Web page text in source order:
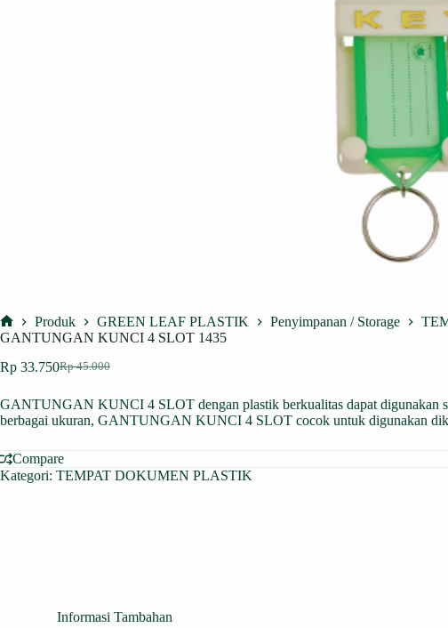
Home
Produk GREEN LEAF PLASTIK Penyimpanan / Storage
GANTUNGAN KUNCI 4 SLOT 1435
Rp45.000
Harga
adalah:
Rp 45.000.
Rp 33.750Harga
ini
adalah:
GANTUNGAN KUNCI 4 SLOT dengan plastik berkualitas dapat digunakan
berbagai ukuran, GANTUNGAN KUNCI 4 SLOT cocok untuk digunakan
Compare
Kategori: TEMPAT DOKUMEN PLASTIK
Informasi Tambahan